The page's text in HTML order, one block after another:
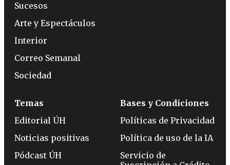
Sucesos
Arte y Espectáculos
Interior
Correo Semanal
Sociedad
Temas
Editorial ÚH
Noticias positivas
Pódcast ÚH
Bases y Condiciones
Políticas de Privacidad
Política de uso de la IA
Servicio de